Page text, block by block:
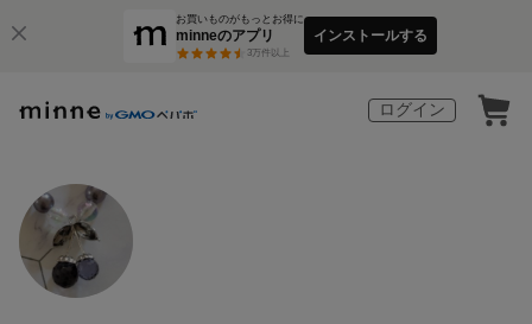
お買いものがもっとお得に
minneのアプリ
3万件以上
インストールする
ログイン